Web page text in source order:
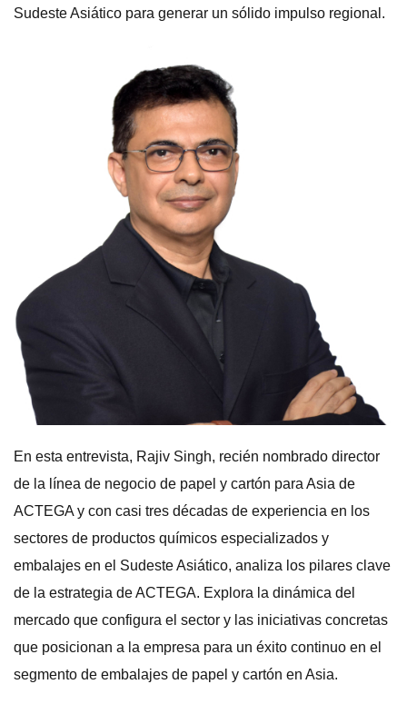
Sudeste Asiático para generar un sólido impulso regional.
En esta entrevista, Rajiv Singh, recién nombrado director
de la línea de negocio de papel y cartón para Asia de
ACTEGA y con casi tres décadas de experiencia en los
sectores de productos químicos especializados y
embalajes en el Sudeste Asiático, analiza los pilares clave
de la estrategia de ACTEGA. Explora la dinámica del
mercado que configura el sector y las iniciativas concretas
que posicionan a la empresa para un éxito continuo en el
segmento de embalajes de papel y cartón en Asia.